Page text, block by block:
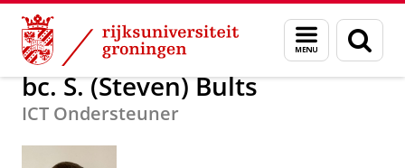
Skip
Content
Skip
Navigation
Menu
en
zoeken
Over ons bc. S. (Steven) Bults
bc. S. (Steven) Bults
ICT Ondersteuner